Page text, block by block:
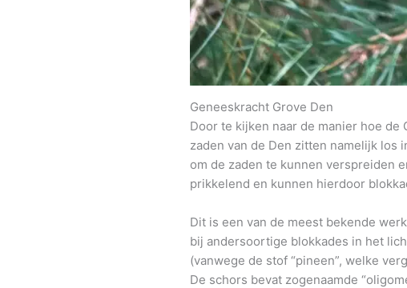
Geneeskracht Grove Den
Door te kijken naar de manier hoe de
zaden van de Den zitten namelijk los
om de zaden te kunnen verspreiden
prikkelend en kunnen hierdoor
Dit is een van de meest bekende
bij andersoortige blokkades in het
(vanwege de stof “pineen”, welke
De schors bevat zogenaamde